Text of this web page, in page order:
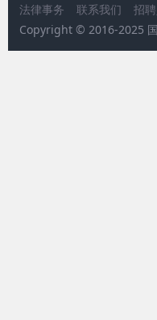
法律事务 联系我们 招
Copyright © 2016-2025